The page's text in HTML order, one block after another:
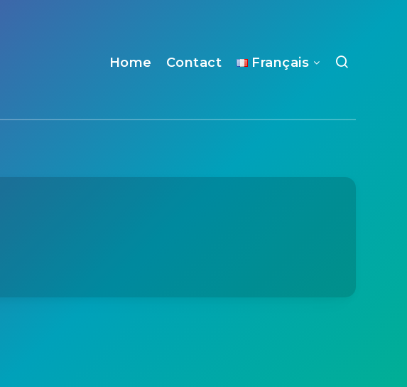
Home Contact Français